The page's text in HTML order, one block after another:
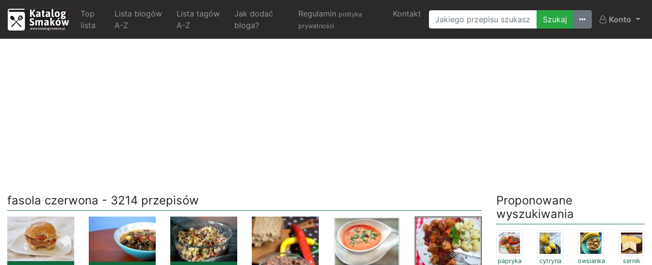
Top
lista
Lista blogów
A-Z
Lista tagów
A-Z
Jak dodać
bloga?
Regulamin polityka
prywatności
Kontakt
Ostatnio szukane
Konto
fasola czerwona - 3214 przepisów
Proponowane
wyszukiwania
papryka
cytryna owsianka sernik